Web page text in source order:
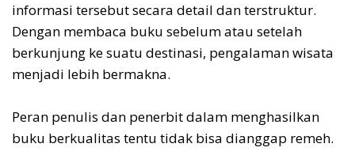
informasi tersebut secara detail dan terstruktur.
Dengan membaca buku sebelum atau setelah
berkunjung ke suatu destinasi, pengalaman wisata
menjadi lebih bermakna.
Peran penulis dan penerbit dalam menghasilkan
buku berkualitas tentu tidak bisa dianggap remeh.